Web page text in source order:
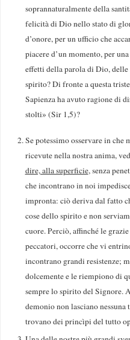
soprannaturalmente della
felicità di Dio nello stato di
d’onore, per un ufficio che
piacere d’un momento, per
effetti della parola di Dio,
spirito? Di fronte a questa
Sapienza ha avuto ragione di
stolti» (Sir 1,5)?
Se potessimo osservare in
ricevute nella nostra anima,
dire, alla superficie, senza
che incontrano in noi
impronta: ciò deriva dal fatto
cose dello spirito e non
cuore. Perciò, affinché le
peccatori, occorre che vi
incontrano grandi resistenze;
dolcemente e le riempiono di
sempre lo spirito del Signore.
demonio non lasciano
trovano dei princìpi del tutto